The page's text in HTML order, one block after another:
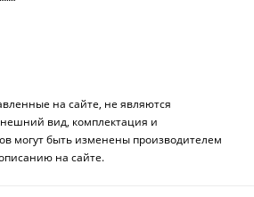
на сайте, не являются
вид, комплектация и
могут быть изменены производителем
на сайте.